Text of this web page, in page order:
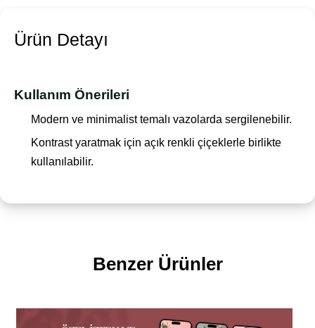
Ürün Detayı
Kullanım Önerileri
Modern ve minimalist temalı vazolarda sergilenebilir.
Kontrast yaratmak için açık renkli çiçeklerle birlikte
kullanılabilir.
Benzer Ürünler